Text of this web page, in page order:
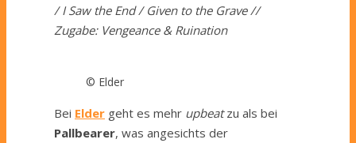
/ I Saw the End / Given to the Grave //
Zugabe: Vengeance & Ruination
© Elder
Bei Elder geht es mehr upbeatzu als bei
Pallbearer, was angesichts der